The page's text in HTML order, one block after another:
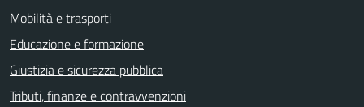
Mobilità e trasporti
Educazione e formazione
Giustizia e sicurezza pubblica
Tributi, finanze e contravvenzioni